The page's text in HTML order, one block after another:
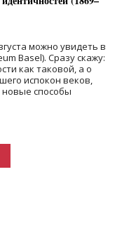
можно увидеть в
Basel). Сразу скажу:
как таковой, а о
испокон веков,
новые способы